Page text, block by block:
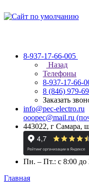
8-937-17-66-005
Назад
Телефоны
8-937-17-66-
8 (846) 979-
Заказать
info@pec-electro.ru
ooopec@mail.ru
443022, г Самара,
Пн. – Пт.: с 8:00 до
Главная